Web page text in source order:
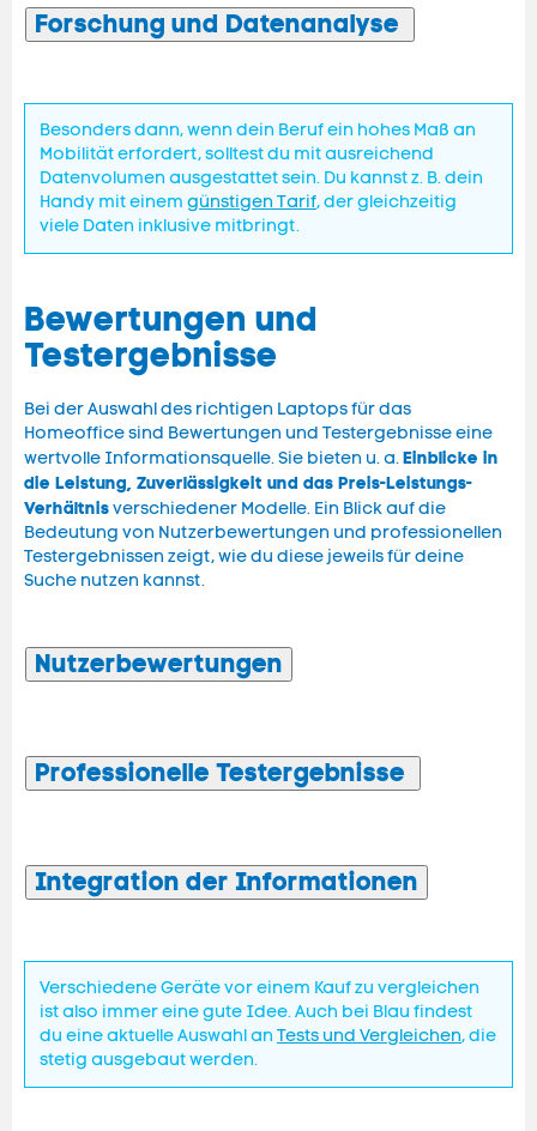
Forschung und Datenanalyse
Besonders dann, wenn dein Beruf ein hohes Maß an
Mobilität erfordert, solltest du mit ausreichend
Datenvolumen ausgestattet sein. Du kannst z. B. dein
Handy mit einem günstigen Tarif, der gleichzeitig
viele Daten inklusive mitbringt.
Bewertungen und
Testergebnisse
Bei der Auswahl des richtigen Laptops für das
Homeoffice sind Bewertungen und Testergebnisse eine
wertvolle Informationsquelle. Sie bieten u. a.Einblicke in
die Leistung, Zuverlässigkeit und das Preis-Leistungs-
Verhältnisverschiedener Modelle. Ein Blick auf die
Bedeutung von Nutzerbewertungen und professionellen
Testergebnissen zeigt, wie du diese jeweils für deine
Suche nutzen kannst.
Nutzerbewertungen
Professionelle Testergebnisse
Integration der Informationen
Verschiedene Geräte vor einem Kauf zu vergleichen
ist also immer eine gute Idee. Auch bei Blau findest
du eine aktuelle Auswahl an Tests und Vergleichen, die
stetig ausgebaut werden.